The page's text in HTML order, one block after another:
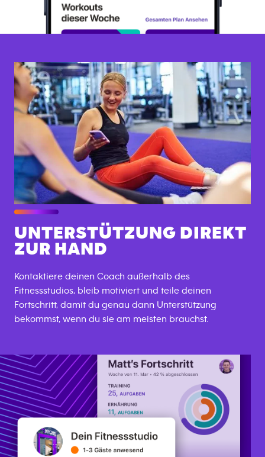
UNTERSTÜTZUNG DIREKT
ZUR HAND
Kontaktiere deinen Coach außerhalb des
Fitnessstudios, bleib motiviert und teile deinen
Fortschritt, damit du genau dann Unterstützung
bekommst, wenn du sie am meisten brauchst.